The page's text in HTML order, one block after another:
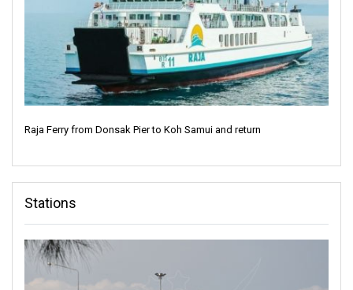
Raja Ferry from Donsak Pier to Koh Samui and return
Stations